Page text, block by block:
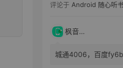
评论于 Android 随心听
枫音应用
城通4006，百度fy6b